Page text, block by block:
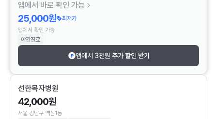
앱에서 바로 확인 가능
25,000원
최저가
앱에서 확인 가능
야간진료
앱에서 3천원 추가 할인 받기
선한목자병원
42,000원
서울 강남구 역삼1동